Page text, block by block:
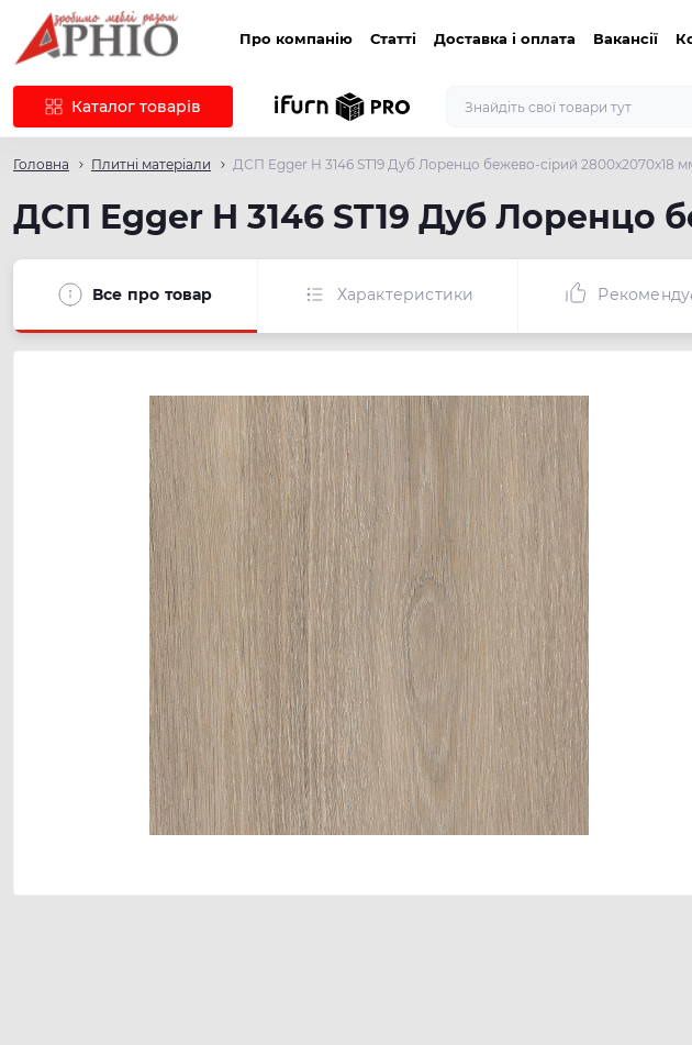
Про компанію Статті Доставка і оплата Вакансії
Каталог товарів
Головна Плитні матеріали ДСП Egger H 3146 ST19 Дуб Лоренцо бежево-сірий 2800х2070х18
ДСП Egger H 3146 ST19 Дуб Лоренцо
Все про товар Характеристики